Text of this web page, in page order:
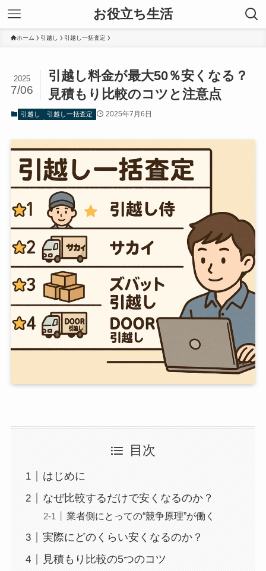
お役立ち生活
ホーム 引越し 引越し一括査定
引越し料金が最大50％安くなる？
見積もり比較のコツと注意点
2025
7/06
引越し 引越し一括査定 2025年7月6日
目次
はじめに
なぜ比較するだけで安くなるのか？
業者側にとっての“競争原理”が働く
実際にどのくらい安くなるのか？
見積もり比較の5つのコツ